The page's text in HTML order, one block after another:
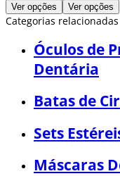
Ver opções Ver opções
Categorias relacionadas
Óculos de
Dentária
Batas de
Sets
Máscaras